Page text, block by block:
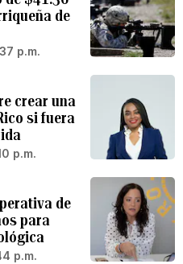
de
p.m.
crear una
si fuera
p.m.
de
para
p.m.